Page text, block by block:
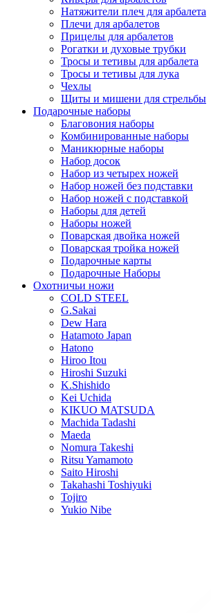
Натяжители плеч для арбалета
Плечи для арбалетов
Прицелы для арбалетов
Рогатки и духовые трубки
Тросы и тетивы для арбалета
Тросы и тетивы для лука
Чехлы
Щиты и мишени для стрельбы
Подарочные наборы
Благовония наборы
Комбинированные наборы
Маникюрные наборы
Набор досок
Набор из четырех ножей
Набор ножей без подставки
Набор ножей с подставкой
Наборы для детей
Наборы ножей
Поварская двойка ножей
Поварская тройка ножей
Подарочные карты
Подарочные Наборы
Охотничьи ножи
COLD STEEL
G.Sakai
Dew Hara
Hatamoto Japan
Hatono
Hiroo Itou
Hiroshi Suzuki
K.Shishido
Kei Uchida
KIKUO MATSUDA
Machida Tadashi
Maeda
Nomura Takeshi
Ritsu Yamamoto
Saito Hiroshi
Takahashi Toshiyuki
Tojiro
Yukio Nibe